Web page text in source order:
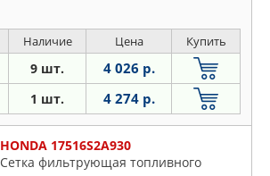
Наличие Цена Купить
9 шт. 4 026 р.
1 шт. 4 274 р.
HONDA 17516S2A930
Сетка фильтрующая топливного